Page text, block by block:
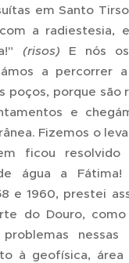
em Santo
a radiestesia,
(risos) E nós
a percorrer
poços, porque são
e
Fizemos o
ficou
água a Fátima!
e 1960, prestei
do Douro,
nessas
à geofísica,